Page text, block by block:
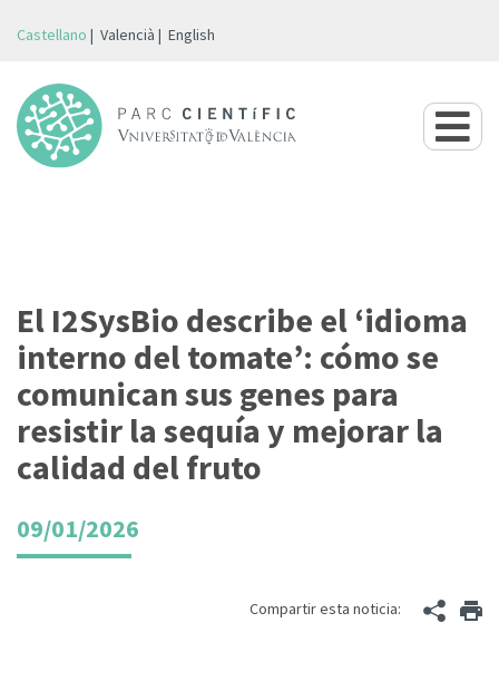
Castellano Valencià English
El I2SysBio describe el ‘idioma
interno del tomate’: cómo se
comunican sus genes para
resistir la sequía y mejorar la
calidad del fruto
09/01/2026
Compartir esta noticia: